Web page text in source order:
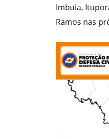
Imbuia,
Ramos nas